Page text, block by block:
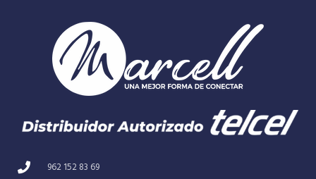
962 152 83 69